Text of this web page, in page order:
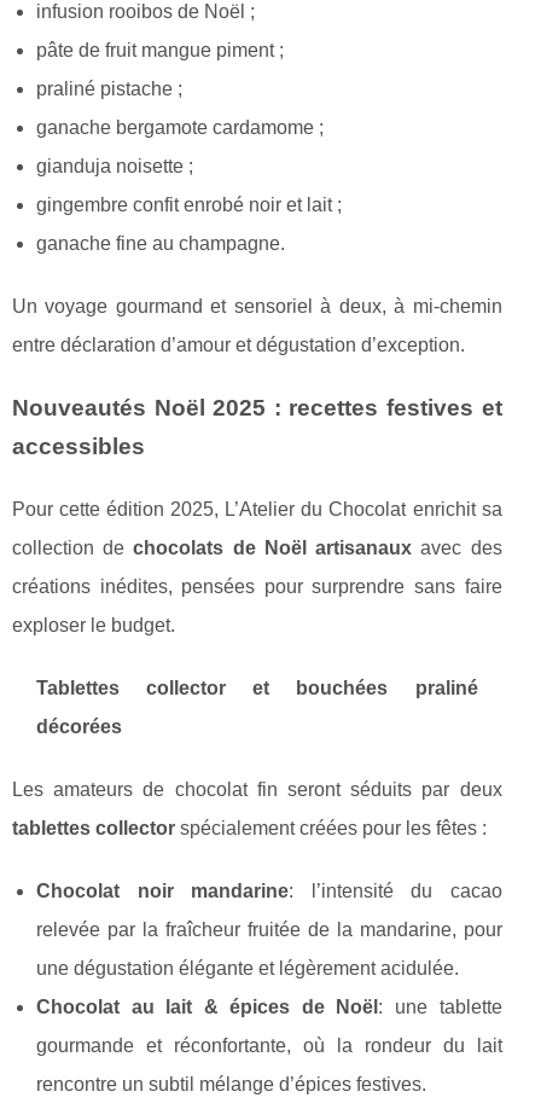
infusion rooibos de Noël ;
pâte de fruit mangue piment ;
praliné pistache ;
ganache bergamote cardamome ;
gianduja noisette ;
gingembre confit enrobé noir et lait ;
ganache fine au champagne.
Un voyage gourmand et sensoriel à deux, à mi-chemin
entre déclaration d’amour et dégustation d’exception.
Nouveautés Noël 2025 : recettes festives et
accessibles
Pour cette édition 2025, L’Atelier du Chocolat enrichit sa
collection dechocolats de Noël artisanaux avec des
créations inédites, pensées pour surprendre sans faire
exploser le budget.
Tablettes collector et bouchées praliné
décorées
Les amateurs de chocolat fin seront séduits par deux
tablettes collector spécialement créées pour les fêtes :
Chocolat noir mandarine: l’intensité du cacao
relevée par la fraîcheur fruitée de la mandarine, pour
une dégustation élégante et légèrement acidulée.
Chocolat au lait & épices de Noël : une tablette
gourmande et réconfortante, où la rondeur du lait
rencontre un subtil mélange d’épices festives.